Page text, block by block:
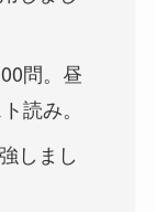
問。昼
読み。
しまし